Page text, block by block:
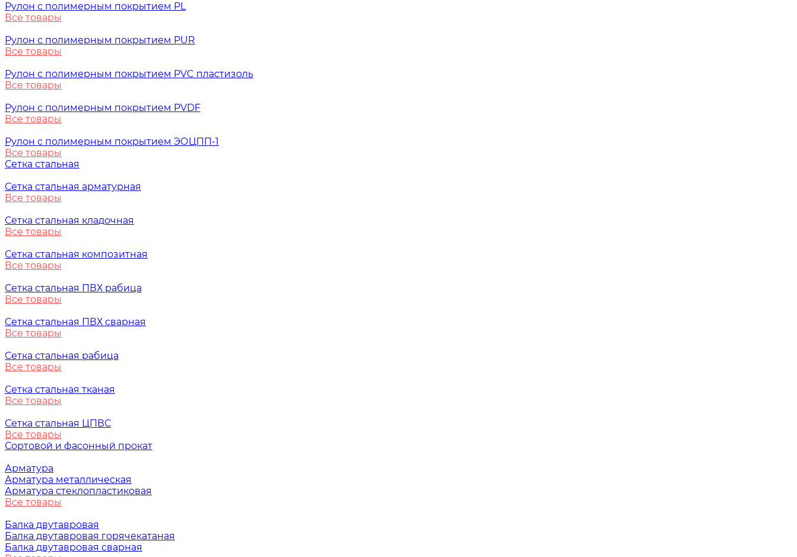
Рулон с полимерным покрытием PL
Все товары
Рулон с полимерным покрытием PUR
Все товары
Рулон с полимерным покрытием PVC пластизоль
Все товары
Рулон с полимерным покрытием PVDF
Все товары
Рулон с полимерным покрытием ЭОЦПП-1
Все товары
Сетка стальная
Сетка стальная арматурная
Все товары
Сетка стальная кладочная
Все товары
Сетка стальная композитная
Все товары
Сетка стальная ПВХ рабица
Все товары
Сетка стальная ПВХ сварная
Все товары
Сетка стальная рабица
Все товары
Сетка стальная тканая
Все товары
Сетка стальная ЦПВС
Все товары
Сортовой и фасонный прокат
Арматура
Арматура металлическая
Арматура стеклопластиковая
Все товары
Балка двутавровая
Балка двутавровая горячекатаная
Балка двутавровая сварная